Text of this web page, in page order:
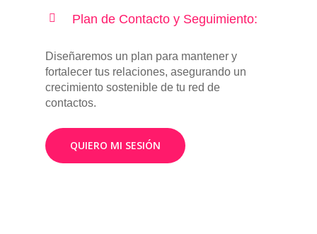
Plan de Contacto y Seguimiento:
Diseñaremos un plan para mantener y
fortalecer tus relaciones, asegurando un
crecimiento sostenible de tu red de
contactos.
QUIERO MI SESIÓN